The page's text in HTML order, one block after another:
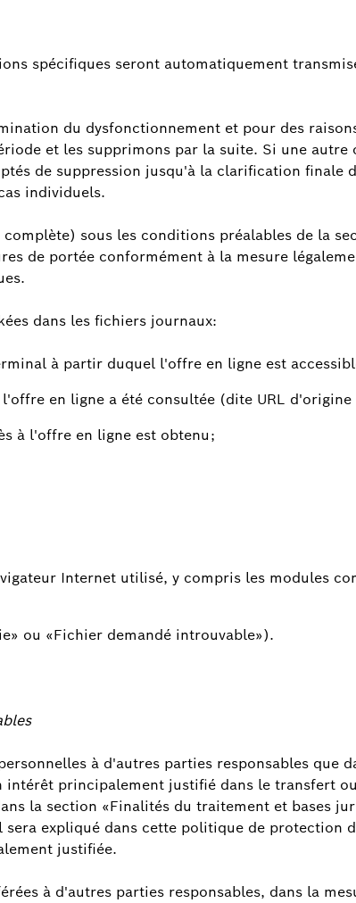
spécifiques seront automatiquement
du dysfonctionnement et pour des
et les supprimons par la suite. Si une
de suppression jusqu'à la clarification
individuels.
sous les conditions préalables de la
de portée conformément à la mesure
dans les fichiers journaux:
à partir duquel l'offre en ligne est
en ligne a été consultée (dite URL
à l'offre en ligne est obtenu;
Internet utilisé, y compris les modules
ou «Fichier demandé introuvable»).
à d'autres parties responsables que
principalement justifié dans le transfert
la section «Finalités du traitement et bases
expliqué dans cette politique de protection
justifiée.
à d'autres parties responsables, dans la